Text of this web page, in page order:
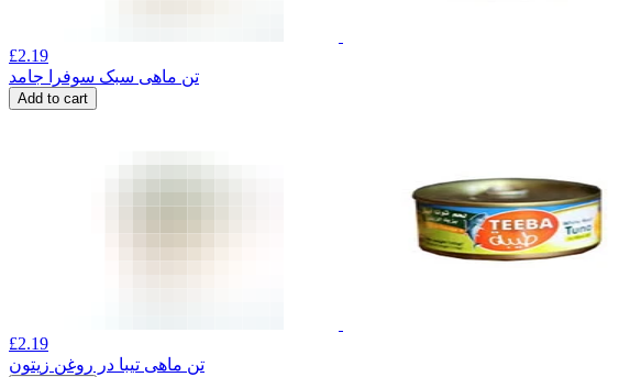
£2.19
تن ماهی سبک سوفرا جامد
Add to cart
£2.19
تن ماهی تیبا در روغن زیتون